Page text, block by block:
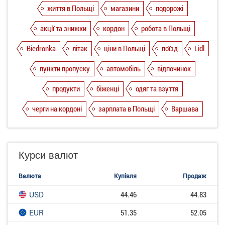
життя в Польщі магазини
подорожі
акції та знижки
кордон
робота в Польщі
Biedronka
літак ціни в Польщі поїзд
Lidl
пункти пропуску
автомобіль
відпочинок
продукти
біженці
одяг та взуття
черги на кордоні
зарплата в Польщі Варшава
Курси валют
Валюта Купівля Продаж
USD 44.46
44.83
EUR
51.35
52.05